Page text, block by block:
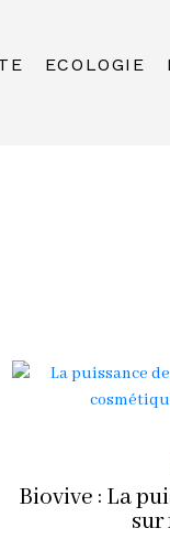
ECOLOGIE
Biovive : La
sur